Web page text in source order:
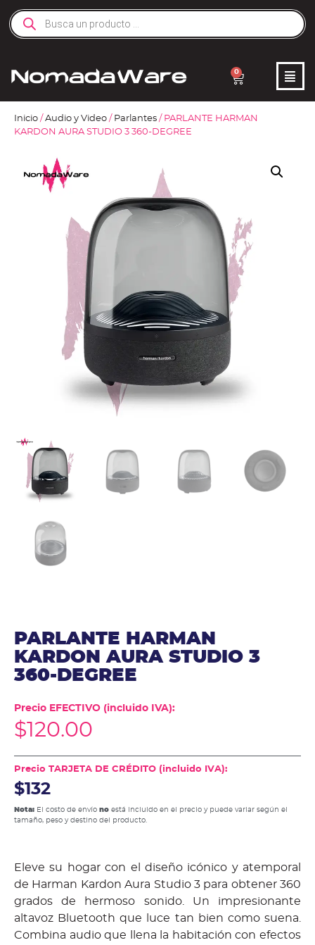
0
Inicio / Audio y Video / Parlantes / PARLANTE HARMAN
KARDON AURA STUDIO 3 360-DEGREE
PARLANTE HARMAN
KARDON AURA STUDIO 3
360-DEGREE
Precio EFECTIVO (incluido IVA):
$120.00
Precio TARJETA DE CRÉDITO (incluido IVA):
$132
Nota: El costo de envío no está incluido en el precio y puede variar según el
tamaño, peso y destino del producto.
Eleve su hogar con el diseño icónico y atemporal
de Harman Kardon Aura Studio 3 para obtener 360
grados de hermoso sonido. Un impresionante
altavoz Bluetooth que luce tan bien como suena.
Combina audio que llena la habitación con efectos